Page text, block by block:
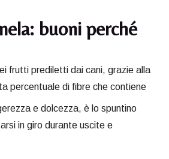
buoni perché
frutti prediletti dai cani, grazie alla
percentuale di fibre che contiene
e dolcezza, è lo spuntino
in giro durante uscite e